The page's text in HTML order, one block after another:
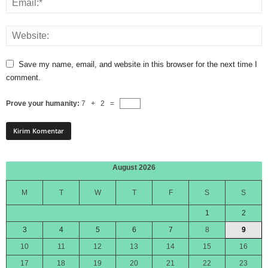
Save my name, email, and website in this browser for the next time I
comment.
Prove your humanity: 7 + 2 =
August 2026
M T W T F S S
1
2
3
4 5 6 7 8
9
10
11 12 13 14 15
16
17
18 19 20 21 22
23